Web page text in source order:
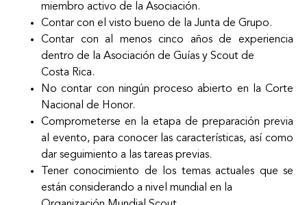
miembro activo de la Asociación.
Contar con el visto bueno de la Junta de Grupo.
Contar con al menos cinco años de experiencia
dentro de la Asociación de Guías y Scout de
Costa Rica.
No contar con ningún proceso abierto en la Corte
Nacional de Honor.
Comprometerse en la etapa de preparación previa
al evento, para conocer las características, así como
dar seguimiento a las tareas previas.
Tener conocimiento de los temas actuales que se
están considerando a nivel mundial en la